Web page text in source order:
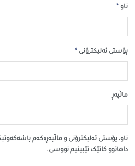
ناو *
پۆستی ئەلیکترۆنی *
ماڵپه‌ڕ
ناو، پۆستی ئەلیکترۆنی و ماڵپەڕەکەم
داهاتوو کاتێک تێبینیم نووسی.